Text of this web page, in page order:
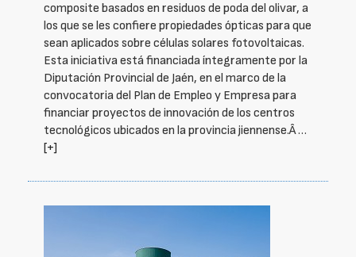
composite basados en residuos de poda del olivar, a
los que se les confiere propiedades ópticas para que
sean aplicados sobre células solares fotovoltaicas.
Esta iniciativa está financiada íntegramente por la
Diputación Provincial de Jaén, en el marco de la
convocatoria del Plan de Empleo y Empresa para
financiar proyectos de innovación de los centros
tecnológicos ubicados en la provincia jiennense.Â …
[+]